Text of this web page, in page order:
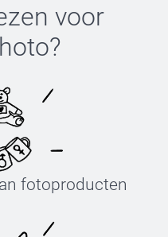
voor
?
fotoproducten